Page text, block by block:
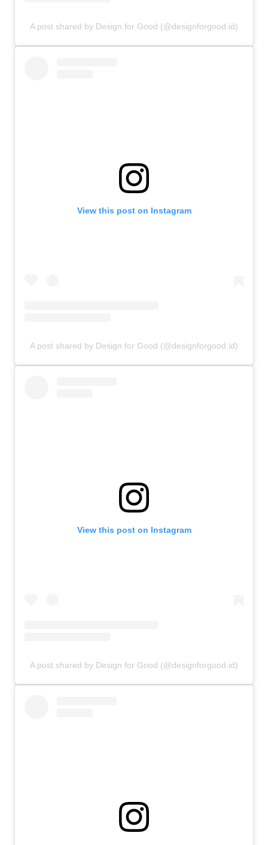
A post shared by Design for Good (@designforgood.id)
View this post on Instagram
A post shared by Design for Good (@designforgood.id)
View this post on Instagram
A post shared by Design for Good (@designforgood.id)